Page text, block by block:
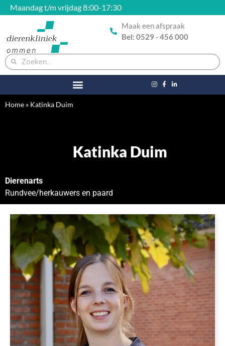
Maandag t/m vrijdag 8:00-17:30
Maak een afspraak
Bel: 0529 - 456 000
Home » Katinka Duim
Katinka Duim
Dierenarts
Rundvee/herkauwers en paard